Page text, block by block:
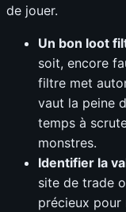
de jouer.
Un bon loot
soit, encore
filtre met
vaut la peine
temps à
monstres.
Identifier la
site de trade
précieux pour